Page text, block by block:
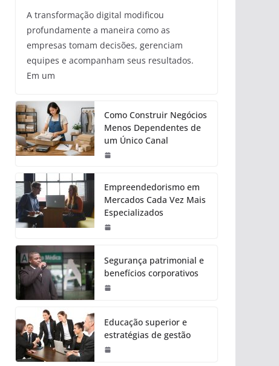
A transformação digital modificou
profundamente a maneira como as
empresas tomam decisões, gerenciam
equipes e acompanham seus resultados.
Em um
Como Construir Negócios
Menos Dependentes de
um Único Canal
Empreendedorismo em
Mercados Cada Vez Mais
Especializados
Segurança patrimonial e
benefícios corporativos
Educação superior e
estratégias de gestão